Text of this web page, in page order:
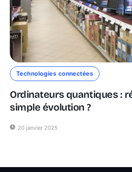
Technologies connectées
Ordinateurs quantiques :
simple évolution ?
20 janvier 2025